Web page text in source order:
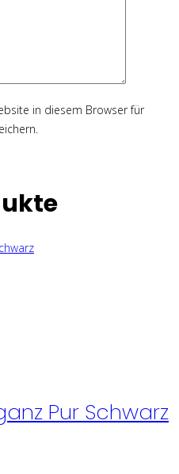
in diesem Browser für
Pur Schwarz